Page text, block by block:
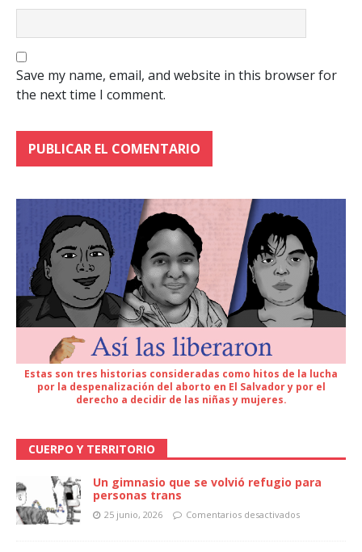
Save my name, email, and website in this browser for
the next time I comment.
Estas son tres historias consideradas como hitos de la lucha
por la despenalización del aborto en El Salvador y por el
derecho a decidir de las niñas y mujeres.
CUERPO Y TERRITORIO
Un gimnasio que se volvió refugio para
personas trans
25 junio, 2026 Comentarios desactivados